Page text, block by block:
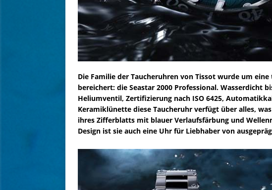
Die Familie der Taucheruhren von Tissot wurde um
bereichert: die Seastar 2000 Professional. Wasserdicht
Heliumventil, Zertifizierung nach ISO 6425,
Keramiklünette diese Taucheruhr verfügt über alles,
ihres Zifferblatts mit blauer Verlaufsfärbung und
Design ist sie auch eine Uhr für Liebhaber von